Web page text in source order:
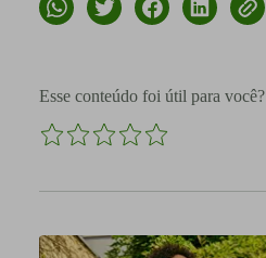
Esse conteúdo foi útil para você?